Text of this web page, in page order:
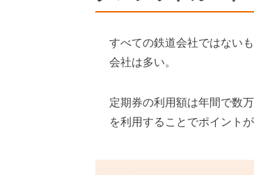
すべての鉄道会社ではない
会社は多い。
定期券の利用額は年間で数
を利用することでポイント